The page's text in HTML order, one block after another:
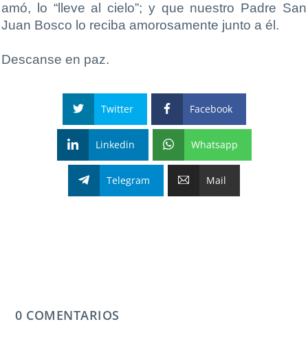
amó, lo “lleve al cielo”; y que nuestro Padre San
Juan Bosco lo reciba amorosamente junto a él.
Descanse en paz.
Twitter Facebook
Linkedin Whatsapp
Telegram Mail
0 COMENTARIOS